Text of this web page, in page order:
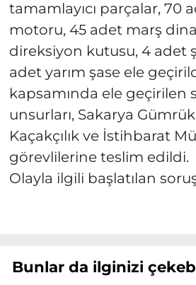
tamamlayıcı parçalar, 70
motoru, 45 adet marş
direksiyon kutusu, 4 adet
adet yarım şase ele
kapsamında ele geçirilen
unsurları, Sakarya
Kaçakçılık ve İstihbarat
görevlilerine teslim edildi.
Olayla ilgili başlatılan
Bunlar da ilginizi